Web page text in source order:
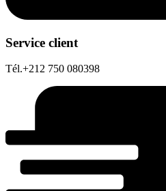
Service client
Tél.+212 750 080398